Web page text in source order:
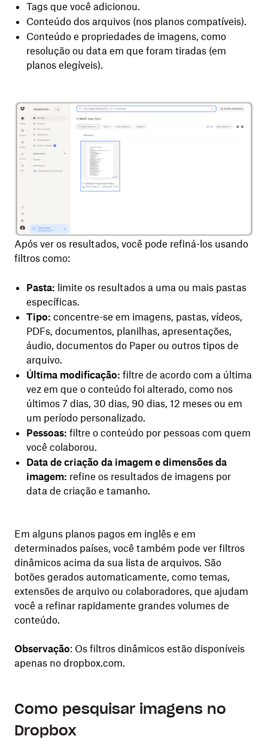
Tags que você adicionou.
Conteúdo dos arquivos (nos planos compatíveis).
Conteúdo e propriedades de imagens, como
resolução ou data em que foram tiradas (em
planos elegíveis).
Após ver os resultados, você pode refiná-los usando
filtros como:
Pasta: limite os resultados a uma ou mais pastas
específicas.
Tipo: concentre-se em imagens, pastas, vídeos,
PDFs, documentos, planilhas, apresentações,
áudio, documentos do Paper ou outros tipos de
arquivo.
Última modificação: filtre de acordo com a última
vez em que o conteúdo foi alterado, como nos
últimos 7 dias, 30 dias, 90 dias, 12 meses ou em
um período personalizado.
Pessoas: filtre o conteúdo por pessoas com quem
você colaborou.
Data de criação da imagem e dimensões da
imagem: refine os resultados de imagens por
data de criação e tamanho.
Em alguns planos pagos em inglês e em
determinados países, você também pode ver filtros
dinâmicos acima da sua lista de arquivos. São
botões gerados automaticamente, como temas,
extensões de arquivo ou colaboradores, que ajudam
você a refinar rapidamente grandes volumes de
conteúdo.
Observação: Os filtros dinâmicos estão disponíveis
apenas no dropbox.com.
Como pesquisar imagens no
Dropbox